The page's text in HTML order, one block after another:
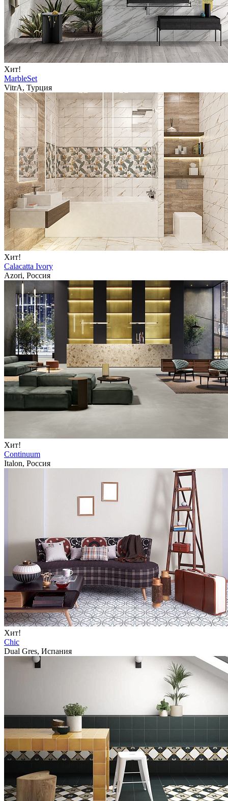
Хит!
MarbleSet
VitrA, Турция
Хит!
Calacatta Ivory
Azori, Россия
Хит!
Continuum
Italon, Россия
Хит!
Chic
Dual Gres, Испания